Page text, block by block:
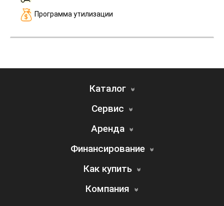
Программа утилизации
Каталог
Сервис
Аренда
Финансирование
Как купить
Компания